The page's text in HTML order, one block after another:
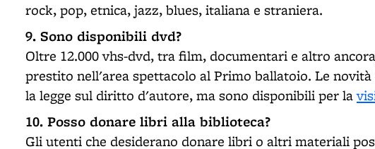
rock, pop, etnica, jazz, blues, italiana e straniera.
9. Sono disponibili dvd?
Oltre 12.000 vhs-dvd, tra film, documentari e altro
prestito nell'area spettacolo al Primo ballatoio. Le
la legge sul diritto d'autore, ma sono disponibili per la
10. Posso donare libri alla biblioteca?
Gli utenti che desiderano donare libri o altri materiali